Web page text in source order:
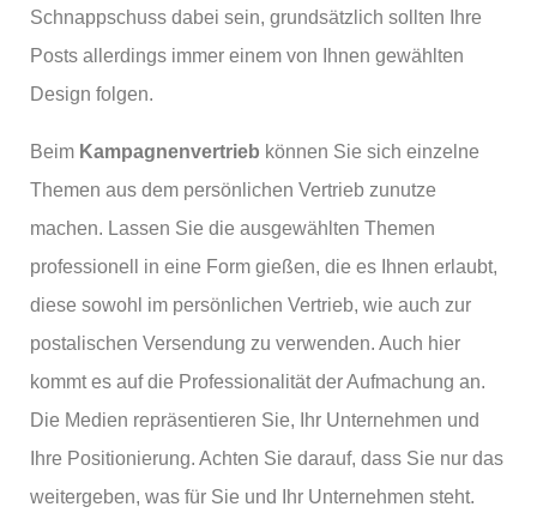
Schnappschuss dabei sein, grundsätzlich sollten Ihre
Posts allerdings immer einem von Ihnen gewählten
Design folgen.
Beim Kampagnenvertrieb können Sie sich einzelne
Themen aus dem persönlichen Vertrieb zunutze
machen. Lassen Sie die ausgewählten Themen
professionell in eine Form gießen, die es Ihnen erlaubt,
diese sowohl im persönlichen Vertrieb, wie auch zur
postalischen Versendung zu verwenden. Auch hier
kommt es auf die Professionalität der Aufmachung an.
Die Medien repräsentieren Sie, Ihr Unternehmen und
Ihre Positionierung. Achten Sie darauf, dass Sie nur das
weitergeben, was für Sie und Ihr Unternehmen steht.